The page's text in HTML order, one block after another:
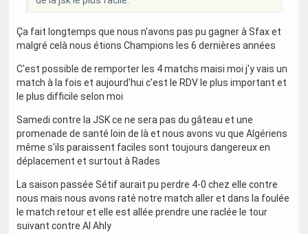
Ça fait longtemps que nous n'avons pas pu gagner à Sfax et
malgré celà nous étions Champions les 6 dernières années
C'est possible de remporter les 4 matchs maisi moi j'y vais un
match à la fois et aujourd'hui c'est le RDV le plus important et
le plus difficile selon moi
Samedi contre la JSK ce ne sera pas du gâteau et une
promenade de santé loin de là et nous avons vu que Algériens
même s'ils paraissent faciles sont toujours dangereux en
déplacement et surtout à Rades
La saison passée Sétif aurait pu perdre 4-0 chez elle contre
nous mais nous avons raté notre match aller et dans la foulée
le match retour et elle est allée prendre une raclée le tour
suivant contre Al Ahly